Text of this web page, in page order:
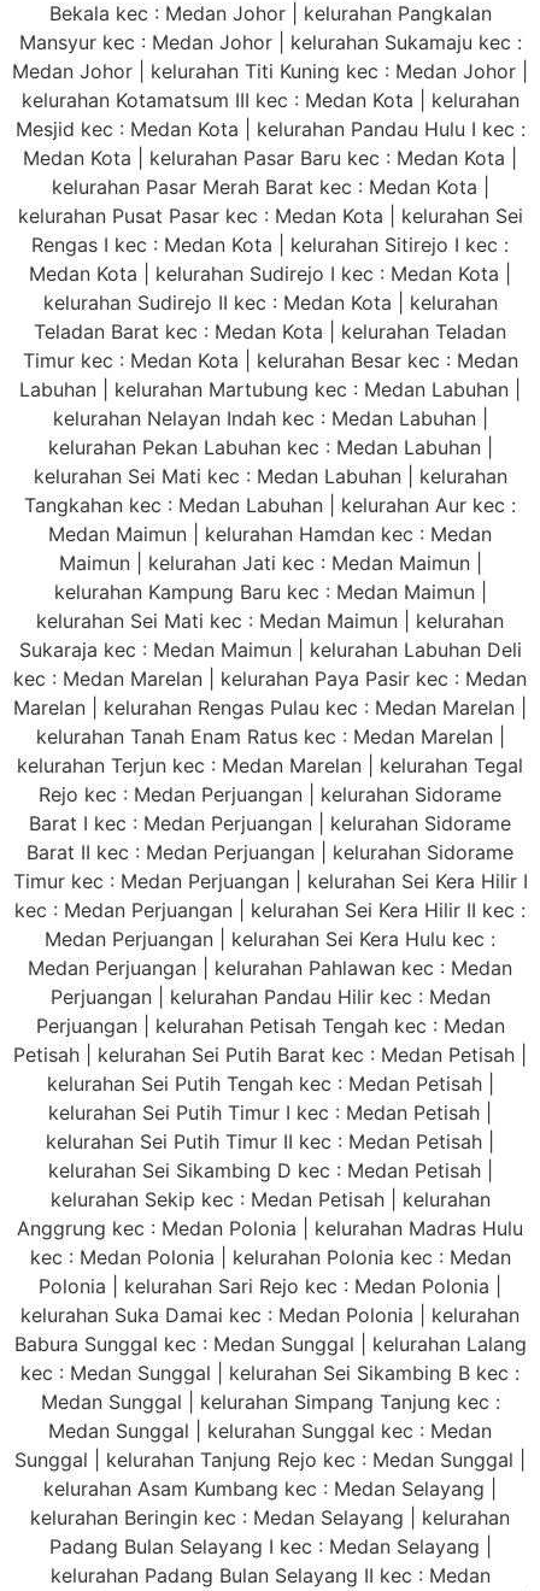
Bekala kec : Medan Johor | kelurahan Pangkalan
Mansyur kec : Medan Johor | kelurahan Sukamaju kec :
Medan Johor | kelurahan Titi Kuning kec : Medan Johor |
kelurahan Kotamatsum III kec : Medan Kota | kelurahan
Mesjid kec : Medan Kota | kelurahan Pandau Hulu I kec :
Medan Kota | kelurahan Pasar Baru kec : Medan Kota |
kelurahan Pasar Merah Barat kec : Medan Kota |
kelurahan Pusat Pasar kec : Medan Kota | kelurahan Sei
Rengas I kec : Medan Kota | kelurahan Sitirejo I kec :
Medan Kota | kelurahan Sudirejo I kec : Medan Kota |
kelurahan Sudirejo II kec : Medan Kota | kelurahan
Teladan Barat kec : Medan Kota | kelurahan Teladan
Timur kec : Medan Kota | kelurahan Besar kec : Medan
Labuhan | kelurahan Martubung kec : Medan Labuhan |
kelurahan Nelayan Indah kec : Medan Labuhan |
kelurahan Pekan Labuhan kec : Medan Labuhan |
kelurahan Sei Mati kec : Medan Labuhan | kelurahan
Tangkahan kec : Medan Labuhan | kelurahan Aur kec :
Medan Maimun | kelurahan Hamdan kec : Medan
Maimun | kelurahan Jati kec : Medan Maimun |
kelurahan Kampung Baru kec : Medan Maimun |
kelurahan Sei Mati kec : Medan Maimun | kelurahan
Sukaraja kec : Medan Maimun | kelurahan Labuhan Deli
kec : Medan Marelan | kelurahan Paya Pasir kec : Medan
Marelan | kelurahan Rengas Pulau kec : Medan Marelan |
kelurahan Tanah Enam Ratus kec : Medan Marelan |
kelurahan Terjun kec : Medan Marelan | kelurahan Tegal
Rejo kec : Medan Perjuangan | kelurahan Sidorame
Barat I kec : Medan Perjuangan | kelurahan Sidorame
Barat II kec : Medan Perjuangan | kelurahan Sidorame
Timur kec : Medan Perjuangan | kelurahan Sei Kera Hilir I
kec : Medan Perjuangan | kelurahan Sei Kera Hilir II kec :
Medan Perjuangan | kelurahan Sei Kera Hulu kec :
Medan Perjuangan | kelurahan Pahlawan kec : Medan
Perjuangan | kelurahan Pandau Hilir kec : Medan
Perjuangan | kelurahan Petisah Tengah kec : Medan
Petisah | kelurahan Sei Putih Barat kec : Medan Petisah |
kelurahan Sei Putih Tengah kec : Medan Petisah |
kelurahan Sei Putih Timur I kec : Medan Petisah |
kelurahan Sei Putih Timur II kec : Medan Petisah |
kelurahan Sei Sikambing D kec : Medan Petisah |
kelurahan Sekip kec : Medan Petisah | kelurahan
Anggrung kec : Medan Polonia | kelurahan Madras Hulu
kec : Medan Polonia | kelurahan Polonia kec : Medan
Polonia | kelurahan Sari Rejo kec : Medan Polonia |
kelurahan Suka Damai kec : Medan Polonia | kelurahan
Babura Sunggal kec : Medan Sunggal | kelurahan Lalang
kec : Medan Sunggal | kelurahan Sei Sikambing B kec :
Medan Sunggal | kelurahan Simpang Tanjung kec :
Medan Sunggal | kelurahan Sunggal kec : Medan
Sunggal | kelurahan Tanjung Rejo kec : Medan Sunggal |
kelurahan Asam Kumbang kec : Medan Selayang |
kelurahan Beringin kec : Medan Selayang | kelurahan
Padang Bulan Selayang I kec : Medan Selayang |
kelurahan Padang Bulan Selayang II kec : Medan